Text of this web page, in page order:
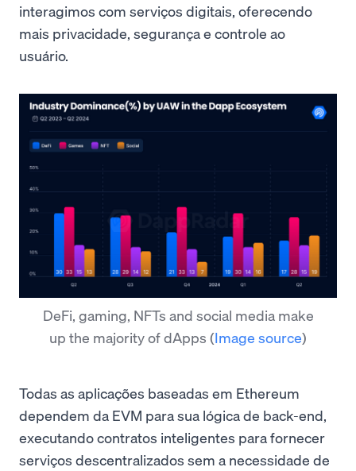
interagimos com serviços digitais, oferecendo
mais privacidade, segurança e controle ao
usuário.
DeFi, gaming, NFTs and social media make
up the majority of dApps (Image source)
Todas as aplicações baseadas em Ethereum
dependem da EVM para sua lógica de back-end,
executando contratos inteligentes para fornecer
serviços descentralizados sem a necessidade de